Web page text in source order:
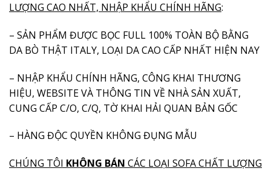
LƯỢNG CAO NHẤT, NHẬP KHẨU CHÍNH HÃNG:
– SẢN PHẨM ĐƯỢC BỌC FULL 100% TOÀN BỘ BẰNG
DA BÒ THẬT ITALY, LOẠI DA CAO CẤP NHẤT HIỆN NAY
– NHẬP KHẨU CHÍNH HÃNG, CÔNG KHAI THƯƠNG
HIỆU, WEBSITE VÀ THÔNG TIN VỀ NHÀ SẢN XUẤT,
CUNG CẤP C/O, C/Q, TỜ KHAI HẢI QUAN BẢN GỐC
– HÀNG ĐỘC QUYỀN KHÔNG ĐỤNG MẪU
CHÚNG TÔI KHÔNG BÁN CÁC LOẠI SOFA CHẤT LƯỢNG